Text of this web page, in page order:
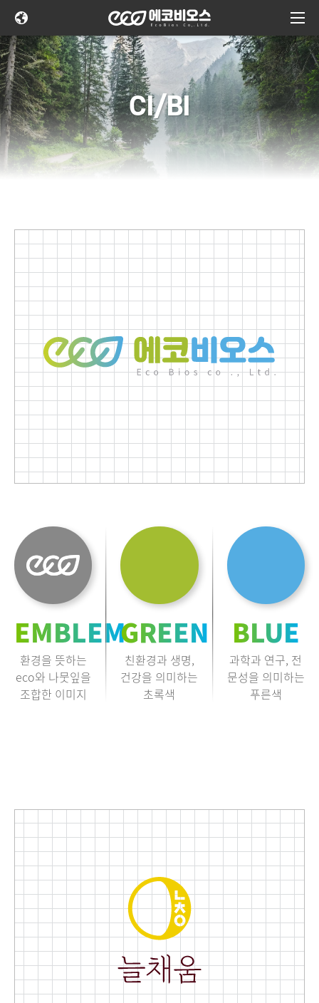
CI/BI
EMBLEM
환경을 뜻하는
eco와 나뭇잎을
조합한 이미지
GREEN
친환경과 생명,
건강을 의미하는
초록색
BLUE
과학과 연구, 전
문성을 의미하는
푸른색